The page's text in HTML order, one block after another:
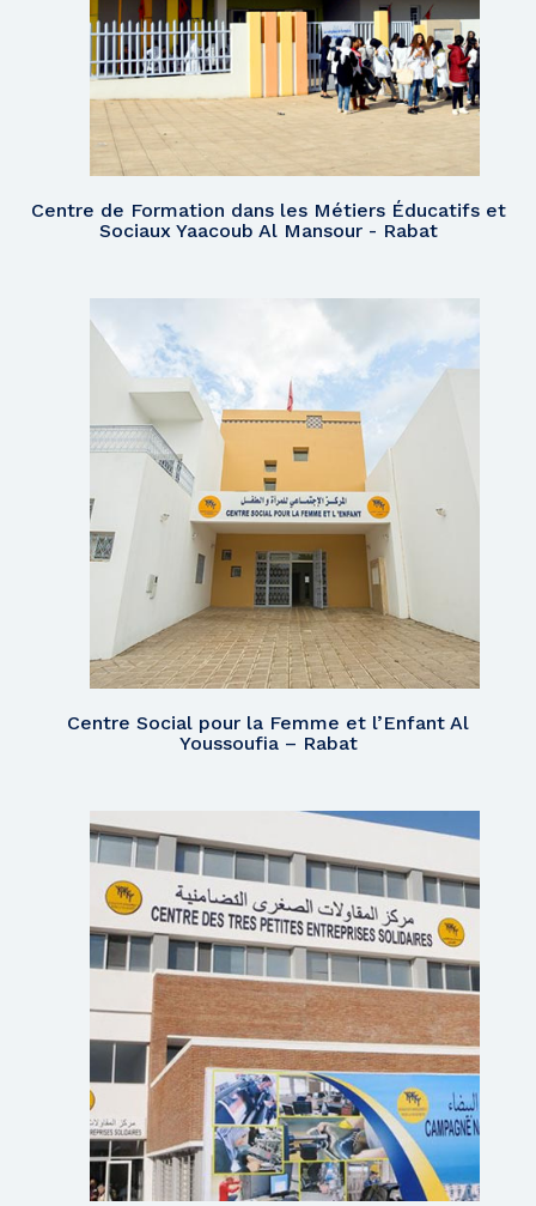
Centre de Formation dans les Métiers Éducatifs et
Sociaux Yaacoub Al Mansour - Rabat
Centre Social pour la Femme et l’Enfant Al
Youssoufia – Rabat